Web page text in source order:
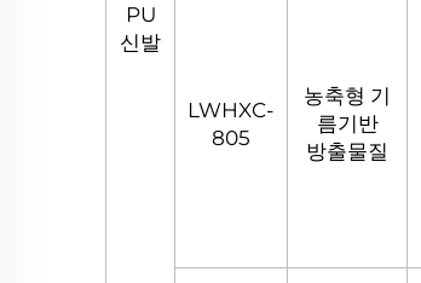
PU
신발
LWHXC-
805
농축형 기
름기반
방출물질